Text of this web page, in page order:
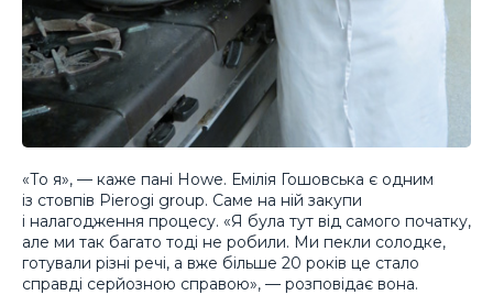
«То я», — каже пані Howe. Емілія Гошовська є одним
із стовпів Pierogi group. Саме на ній закупи
і налагодження процесу. «Я була тут від самого початку,
але ми так багато тоді не робили. Ми пекли солодке,
готували різні речі, а вже більше 20 років це стало
справді серйозною справою», — розповідає вона.